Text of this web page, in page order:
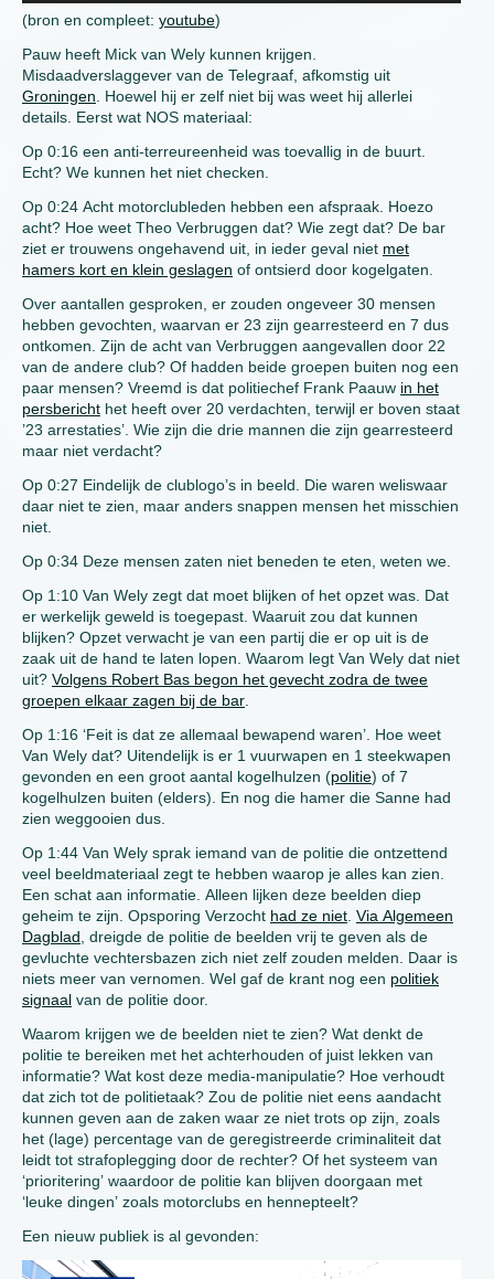
(bron en compleet: youtube)
Pauw heeft Mick van Wely kunnen krijgen.
Misdaadverslaggever van de Telegraaf, afkomstig uit
Groningen . Hoewel hij er zelf niet bij was weet hij allerlei
details. Eerst wat NOS materiaal:
Op 0:16 een anti-terreureenheid was toevallig in de buurt.
Echt? We kunnen het niet checken.
Op 0:24 Acht motorclubleden hebben een afspraak. Hoezo
acht? Hoe weet Theo Verbruggen dat? Wie zegt dat? De bar
ziet er trouwens ongehavend uit, in ieder geval niet met
hamers kort en klein geslagen of ontsierd door kogelgaten.
Over aantallen gesproken, er zouden ongeveer 30 mensen
hebben gevochten, waarvan er 23 zijn gearresteerd en 7 dus
ontkomen. Zijn de acht van Verbruggen aangevallen door 22
van de andere club? Of hadden beide groepen buiten nog een
paar mensen? Vreemd is dat politiechef Frank Paauw in het
persbericht het heeft over 20 verdachten, terwijl er boven staat
’23 arrestaties’. Wie zijn die drie mannen die zijn gearresteerd
maar niet verdacht?
Op 0:27 Eindelijk de clublogo’s in beeld. Die waren weliswaar
daar niet te zien, maar anders snappen mensen het misschien
niet.
Op 0:34 Deze mensen zaten niet beneden te eten, weten we.
Op 1:10 Van Wely zegt dat moet blijken of het opzet was. Dat
er werkelijk geweld is toegepast. Waaruit zou dat kunnen
blijken? Opzet verwacht je van een partij die er op uit is de
zaak uit de hand te laten lopen. Waarom legt Van Wely dat niet
uit? Volgens Robert Bas begon het gevecht zodra de twee
groepen elkaar zagen bij de bar
Op 1:16 ‘Feit is dat ze allemaal bewapend waren’. Hoe weet
Van Wely dat? Uitendelijk is er 1 vuurwapen en 1 steekwapen
gevonden en een groot aantal kogelhulzen (politie) of 7
kogelhulzen buiten (elders). En nog die hamer die Sanne had
zien weggooien dus.
Op 1:44 Van Wely sprak iemand van de politie die ontzettend
veel beeldmateriaal zegt te hebben waarop je alles kan zien.
Een schat aan informatie. Alleen lijken deze beelden diep
geheim te zijn. Opsporing Verzocht had ze niet Via Algemeen
Dagblad , dreigde de politie de beelden vrij te geven als de
gevluchte vechtersbazen zich niet zelf zouden melden. Daar is
niets meer van vernomen. Wel gaf de krant nog een politiek
signaal van de politie door.
Waarom krijgen we de beelden niet te zien? Wat denkt de
politie te bereiken met het achterhouden of juist lekken van
informatie? Wat kost deze media-manipulatie? Hoe verhoudt
dat zich tot de politietaak? Zou de politie niet eens aandacht
kunnen geven aan de zaken waar ze niet trots op zijn, zoals
het (lage) percentage van de geregistreerde criminaliteit dat
leidt tot strafoplegging door de rechter? Of het systeem van
‘prioritering’ waardoor de politie kan blijven doorgaan met
‘leuke dingen’ zoals motorclubs en hennepteelt?
Een nieuw publiek is al gevonden:
Video